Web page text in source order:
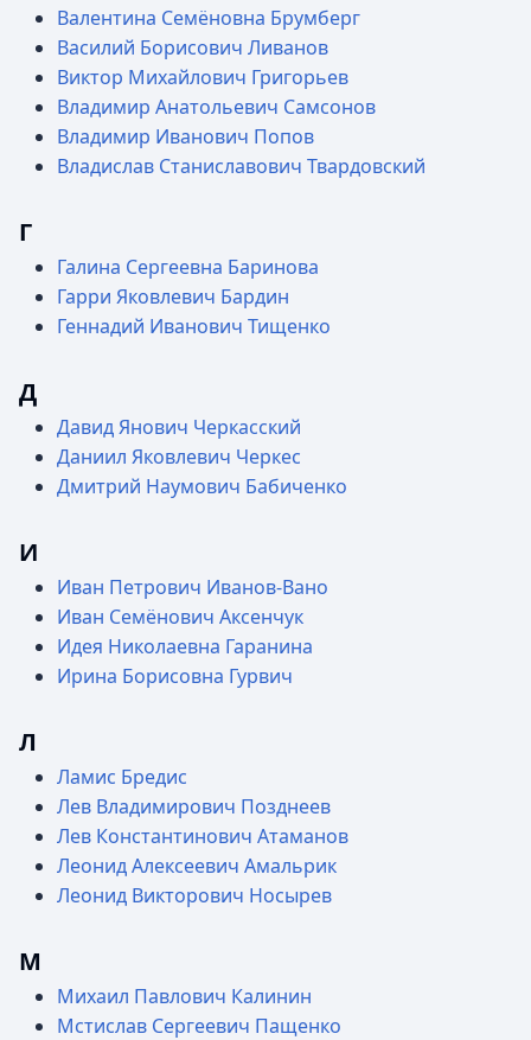
Валентина Семёновна Брумберг
Василий Борисович Ливанов
Виктор Михайлович Григорьев
Владимир Анатольевич Самсонов
Владимир Иванович Попов
Владислав Станиславович Твардовский
Г
Галина Сергеевна Баринова
Гарри Яковлевич Бардин
Геннадий Иванович Тищенко
Д
Давид Янович Черкасский
Даниил Яковлевич Черкес
Дмитрий Наумович Бабиченко
И
Иван Петрович Иванов-Вано
Иван Семёнович Аксенчук
Идея Николаевна Гаранина
Ирина Борисовна Гурвич
Л
Ламис Бредис
Лев Владимирович Позднеев
Лев Константинович Атаманов
Леонид Алексеевич Амальрик
Леонид Викторович Носырев
М
Михаил Павлович Калинин
Мстислав Сергеевич Пащенко